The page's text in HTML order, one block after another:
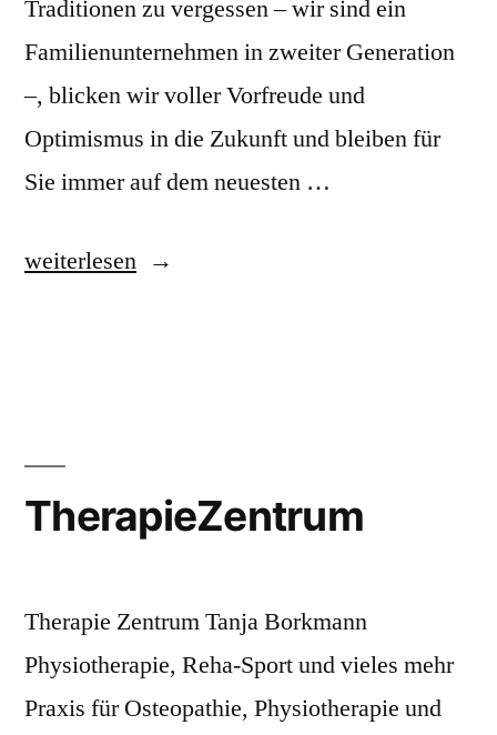
Traditionen zu vergessen – wir sind ein
Familienunternehmen in zweiter Generation
–, blicken wir voller Vorfreude und
Optimismus in die Zukunft und bleiben für
Sie immer auf dem neuesten …
„Flügelau-
weiterlesen
TherapieZentrum
Therapie Zentrum Tanja Borkmann
Physiotherapie, Reha-Sport und vieles mehr
Praxis für Osteopathie, Physiotherapie und